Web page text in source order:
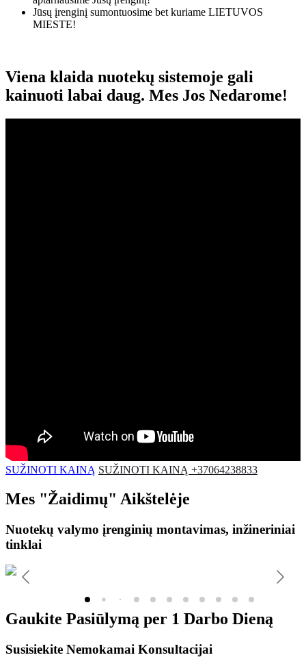
Jūsų įrenginį sumontuosime bet kuriame LIETUVOS
MIESTE!
Viena klaida nuotekų sistemoje gali
kainuoti labai daug. Mes Jos Nedarome!
SUŽINOTI KAINĄ SUŽINOTI KAINĄ +37064238833
Mes "Žaidimų" Aikštelėje
Nuotekų valymo įrenginių montavimas, inžineriniai
tinklai
Gaukite Pasiūlymą per 1 Darbo Dieną
Susisiekite Nemokamai Konsultacijai